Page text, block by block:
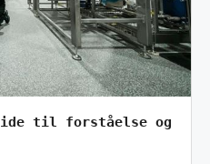
til forståelse og